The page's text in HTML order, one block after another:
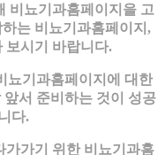
비뇨기과홈페이지을 고
는 비뇨기과홈페이지,
보시기 바랍니다.
뇨기과홈페이지에 대한
서 준비하는 것이 성공
다.
가가기 위한 비뇨기과홈